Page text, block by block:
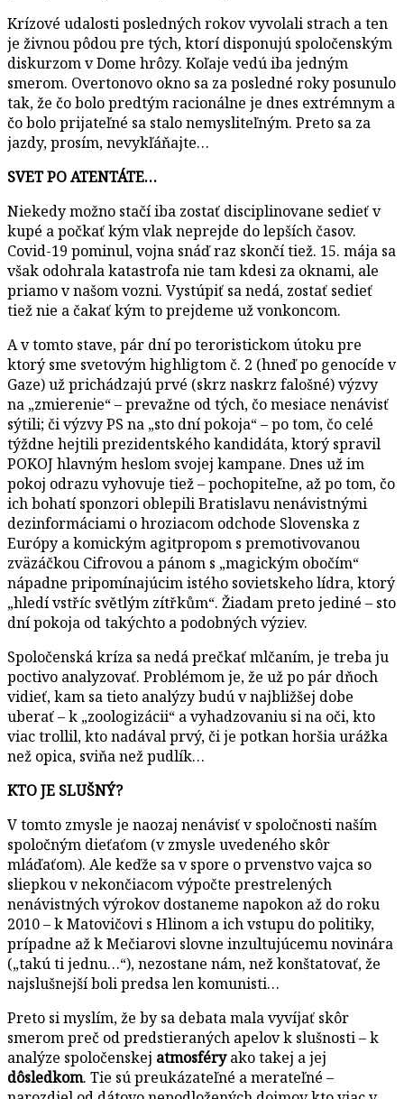
Krízové udalosti posledných rokov vyvolali strach a ten
je živnou pôdou pre tých, ktorí disponujú spoločenským
diskurzom v Dome hrôzy. Koľaje vedú iba jedným
smerom. Overtonovo okno sa za posledné roky posunulo
tak, že čo bolo predtým racionálne je dnes extrémnym a
čo bolo prijateľné sa stalo nemysliteľným. Preto sa za
jazdy, prosím, nevykľáňajte…
SVET PO ATENTÁTE…
Niekedy možno stačí iba zostať disciplinovane sedieť v
kupé a počkať kým vlak neprejde do lepších časov.
Covid-19 pominul, vojna snáď raz skončí tiež. 15. mája sa
však odohrala katastrofa nie tam kdesi za oknami, ale
priamo v našom vozni. Vystúpiť sa nedá, zostať sedieť
tiež nie a čakať kým to prejdeme už vonkoncom.
A v tomto stave, pár dní po teroristickom útoku pre
ktorý sme svetovým highligtom č. 2 (hneď po genocíde v
Gaze) už prichádzajú prvé (skrz naskrz falošné) výzvy
na „zmierenie“ – prevažne od tých, čo mesiace nenávisť
sýtili; či výzvy PS na „sto dní pokoja“ – po tom, čo celé
týždne hejtili prezidentského kandidáta, ktorý spravil
POKOJ hlavným heslom svojej kampane. Dnes už im
pokoj odrazu vyhovuje tiež – pochopiteľne, až po tom, čo
ich bohatí sponzori oblepili Bratislavu nenávistnými
dezinformáciami o hroziacom odchode Slovenska z
Európy a komickým agitpropom s premotivovanou
zväzáčkou Cifrovou a pánom s „magickým obočím“
nápadne pripomínajúcim istého sovietskeho lídra, ktorý
„hledí vstříc světlým zítřkům“. Žiadam preto jediné – sto
dní pokoja od takýchto a podobných výziev.
Spoločenská kríza sa nedá prečkať mlčaním, je treba ju
poctivo analyzovať. Problémom je, že už po pár dňoch
vidieť, kam sa tieto analýzy budú v najbližšej dobe
uberať – k „zoologizácii“ a vyhadzovaniu si na oči, kto
viac trollil, kto nadával prvý, či je potkan horšia urážka
než opica, sviňa než pudlík…
KTO JE SLUŠNÝ?
V tomto zmysle je naozaj nenávisť v spoločnosti naším
spoločným dieťaťom (v zmysle uvedeného skôr
mláďaťom). Ale keďže sa v spore o prvenstvo vajca so
sliepkou v nekončiacom výpočte prestrelených
nenávistných výrokov dostaneme napokon až do roku
2010 – k Matovičovi s Hlinom a ich vstupu do politiky,
prípadne až k Mečiarovi slovne inzultujúcemu novinára
(„takú ti jednu…“), nezostane nám, než konštatovať, že
najslušnejší boli predsa len komunisti…
Preto si myslím, že by sa debata mala vyvíjať skôr
smerom preč od predstieraných apelov k slušnosti – k
analýze spoločenskej atmosféryako takej a jej
dôsledkom. Tie sú preukázateľné a merateľné –